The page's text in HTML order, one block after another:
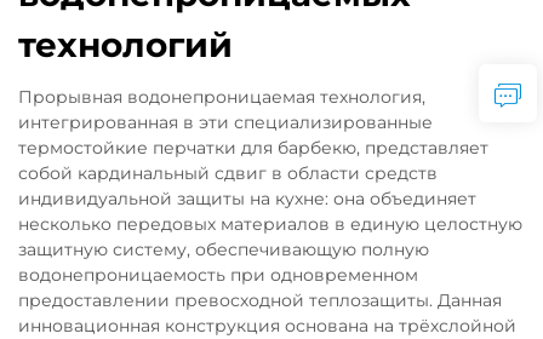
технологий
Прорывная водонепроницаемая технология,
интегрированная в эти специализированные
термостойкие перчатки для барбекю, представляет
собой кардинальный сдвиг в области средств
индивидуальной защиты на кухне: она объединяет
несколько передовых материалов в единую целостную
защитную систему, обеспечивающую полную
водонепроницаемость при одновременном
предоставлении превосходной теплозащиты. Данная
инновационная конструкция основана на трёхслойной